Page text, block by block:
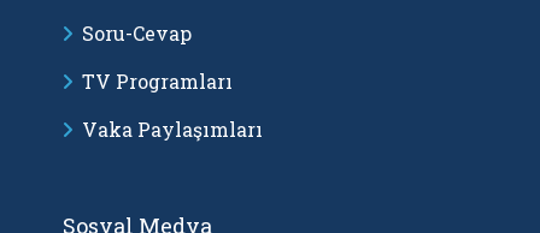
Soru-Cevap
TV Programları
Vaka Paylaşımları
Sosyal Medya